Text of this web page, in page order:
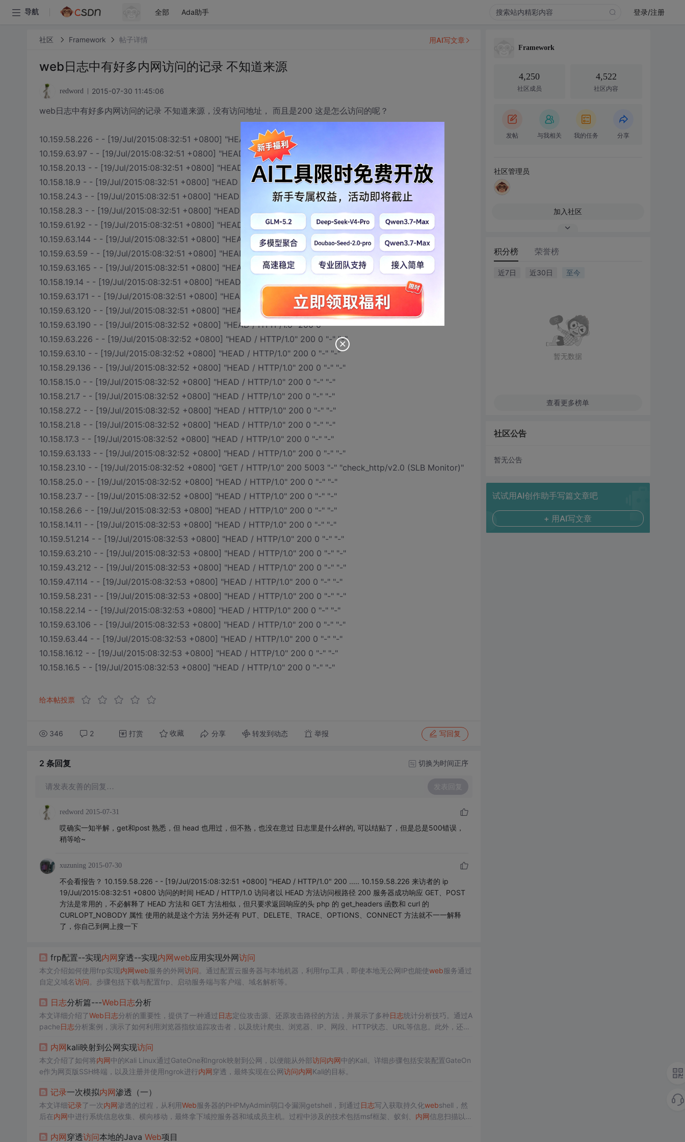
导航 全部 Ada助手 登录/注册
社区 Framework 帖子详情
web日志中有好多内网访问的记录 不知道来源
redword 2015-07-30 11:45:06
web日志中有好多内网访问的记录 不知道来源，没有访问地址， 而且是200 这是怎么访问的呢？
10.159.58.226 - - [19/Jul/2015:08:32:51 +0800] "HEAD / HTTP/1.0" 200 0 "-" "-"
10.159.63.97 - - [19/Jul/2015:08:32:51 +0800] "HEAD / HTTP/1.0" 200 0 "-" "-"
10.158.20.13 - - [19/Jul/2015:08:32:51 +0800] "HEAD / HTTP/1.0" 200 0 "-" "-"
10.158.18.9 - - [19/Jul/2015:08:32:51 +0800] "HEAD / HTTP/1.0" 200 0 "-" "-"
10.158.24.3 - - [19/Jul/2015:08:32:51 +0800] "HEAD / HTTP/1.0" 200 0 "-" "-"
10.158.28.3 - - [19/Jul/2015:08:32:51 +0800] "HEAD / HTTP/1.0" 200 0 "-" "-"
10.159.61.92 - - [19/Jul/2015:08:32:51 +0800] "HEAD / HTTP/1.0" 200 0 "-" "-"
10.159.63.144 - - [19/Jul/2015:08:32:51 +0800] "HEAD / HTTP/1.0" 200 0 "-" "-"
10.159.63.59 - - [19/Jul/2015:08:32:51 +0800] "HEAD / HTTP/1.0" 200 0 "-" "-"
10.159.63.165 - - [19/Jul/2015:08:32:51 +0800] "HEAD / HTTP/1.0" 200 0 "-" "-"
10.158.19.14 - - [19/Jul/2015:08:32:51 +0800] "HEAD / HTTP/1.0" 200 0 "-" "-"
10.159.63.171 - - [19/Jul/2015:08:32:51 +0800] "HEAD / HTTP/1.0" 200 0 "-" "-"
10.159.63.120 - - [19/Jul/2015:08:32:51 +0800] "HEAD / HTTP/1.0" 200 0 "-" "-"
10.159.63.190 - - [19/Jul/2015:08:32:52 +0800] "HEAD / HTTP/1.0" 200 0 "-" "-"
10.159.63.226 - - [19/Jul/2015:08:32:52 +0800] "HEAD / HTTP/1.0" 200 0 "-" "-"
10.159.63.10 - - [19/Jul/2015:08:32:52 +0800] "HEAD / HTTP/1.0" 200 0 "-" "-"
10.158.29.136 - - [19/Jul/2015:08:32:52 +0800] "HEAD / HTTP/1.0" 200 0 "-" "-"
10.158.15.0 - - [19/Jul/2015:08:32:52 +0800] "HEAD / HTTP/1.0" 200 0 "-" "-"
10.158.21.7 - - [19/Jul/2015:08:32:52 +0800] "HEAD / HTTP/1.0" 200 0 "-" "-"
10.158.27.2 - - [19/Jul/2015:08:32:52 +0800] "HEAD / HTTP/1.0" 200 0 "-" "-"
10.158.21.8 - - [19/Jul/2015:08:32:52 +0800] "HEAD / HTTP/1.0" 200 0 "-" "-"
10.158.17.3 - - [19/Jul/2015:08:32:52 +0800] "HEAD / HTTP/1.0" 200 0 "-" "-"
10.159.63.133 - - [19/Jul/2015:08:32:52 +0800] "HEAD / HTTP/1.0" 200 0 "-" "-"
10.158.23.10 - - [19/Jul/2015:08:32:52 +0800] "GET / HTTP/1.0" 200 5003 "-" "check_http/v2.0 (SLB Monitor)"
10.158.25.0 - - [19/Jul/2015:08:32:52 +0800] "HEAD / HTTP/1.0" 200 0 "-" "-"
10.158.23.7 - - [19/Jul/2015:08:32:52 +0800] "HEAD / HTTP/1.0" 200 0 "-" "-"
10.158.26.6 - - [19/Jul/2015:08:32:53 +0800] "HEAD / HTTP/1.0" 200 0 "-" "-"
10.158.14.11 - - [19/Jul/2015:08:32:53 +0800] "HEAD / HTTP/1.0" 200 0 "-" "-"
10.159.51.214 - - [19/Jul/2015:08:32:53 +0800] "HEAD / HTTP/1.0" 200 0 "-" "-"
10.159.63.210 - - [19/Jul/2015:08:32:53 +0800] "HEAD / HTTP/1.0" 200 0 "-" "-"
10.159.43.212 - - [19/Jul/2015:08:32:53 +0800] "HEAD / HTTP/1.0" 200 0 "-" "-"
10.159.47.114 - - [19/Jul/2015:08:32:53 +0800] "HEAD / HTTP/1.0" 200 0 "-" "-"
10.159.58.231 - - [19/Jul/2015:08:32:53 +0800] "HEAD / HTTP/1.0" 200 0 "-" "-"
10.158.22.14 - - [19/Jul/2015:08:32:53 +0800] "HEAD / HTTP/1.0" 200 0 "-" "-"
10.159.63.106 - - [19/Jul/2015:08:32:53 +0800] "HEAD / HTTP/1.0" 200 0 "-" "-"
10.159.63.44 - - [19/Jul/2015:08:32:53 +0800] "HEAD / HTTP/1.0" 200 0 "-" "-"
10.158.16.12 - - [19/Jul/2015:08:32:53 +0800] "HEAD / HTTP/1.0" 200 0 "-" "-"
10.158.16.5 - - [19/Jul/2015:08:32:53 +0800] "HEAD / HTTP/1.0" 200 0 "-" "-"
给本帖投票
346 2 打赏 收藏 分享 转发到动态 举报 写回复
用AI写文章
2 条回复 切换为时间正序
请发表友善的回复… 发表回复
redword 2015-07-31
哎确实一知半解，get和post 熟悉，但 head 也用过，但不熟，也没在意过 日志里是什么样的, 可以结贴了，但是总是500错误，
稍等哈~
xuzuning 2015-07-30
不会看报告？ 10.159.58.226 - - [19/Jul/2015:08:32:51 +0800] "HEAD / HTTP/1.0" 200 ..... 10.159.58.226 来访者的 ip
19/Jul/2015:08:32:51 +0800 访问的时间 HEAD / HTTP/1.0 访问者以 HEAD 方法访问根路径 200 服务器成功响应 GET、POST
方法是常用的，不必解释了 HEAD 方法和 GET 方法相似，但只要求返回响应的头 php 的 get_headers 函数和 curl 的
CURLOPT_NOBODY 属性 使用的就是这个方法 另外还有 PUT、DELETE、TRACE、OPTIONS、CONNECT 方法就不一一解释
了，你自己到网上搜一下
frp配置--实现内网穿透--实现内网web应用实现外网访问
本文介绍如何使用frp实现内网web服务的外网访问 。通过配置云服务器与本地机器，利用frp工具，即使本地无公网IP也能使web服务通过
自定义域名访问 。步骤包括下载与配置frp、启动服务端与客户端、域名解析等。
日志分析篇---Web日志分析
本文详细介绍了Web日志分析的重要性，提供了一种通过日志定位攻击源、还原攻击路径的方法，并展示了多种日志统计分析技巧。通过A
pache日志分析案例，演示了如何利用浏览器指纹追踪攻击者，以及统计爬虫、浏览器、IP、网段、HTTP状态、URL等信息。此外，还分
内网kali映射到公网实现访问
本文介绍了如何将内网中的Kali Linux通过GateOne和ngrok映射到公网，以便能从外部访问内网中的Kali。详细步骤包括安装配置GateOn
e作为网页版SSH终端，以及注册并使用ngrok进行内网穿透，最终实现在公网访问内网Kali的目标。
记录一次模拟内网渗透（一）
本文详细记录了一次内网渗透的过程，从利用Web服务器的PHPMyAdmin弱口令漏洞getshell，到通过日志写入获取持久化webshell，然
后在内网中进行系统信息收集、横向移动，最终拿下域控服务器和域成员主机。过程中涉及的技术包括msf框架、蚁剑、 内网信息扫描以及
内网穿透访问本地的Java Web项目
Framework
4,250
社区成员
4,522
社区内容
发帖 与我相关 我的任务 分享
社区管理员
加入社区
积分榜 荣誉榜
近7日 近30日 至今
暂无数据
查看更多榜单
社区公告
暂无公告
试试用AI创作助手写篇文章吧
+ 用AI写文章